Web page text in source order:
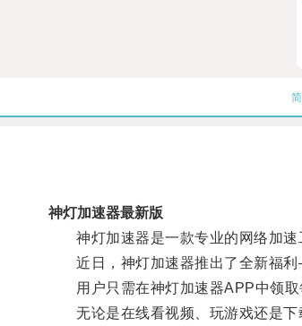
神灯加速器最新版
神灯加速器是一款专业的网络加速
近日，神灯加速器推出了全新福利
用户只需在神灯加速器APP中领取
无论是在线看视频、玩游戏还是下